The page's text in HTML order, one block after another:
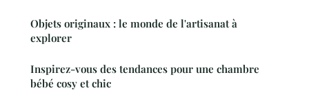
Objets originaux : le monde de l'artisanat à
explorer
Inspirez-vous des tendances pour une chambre
bébé cosy et chic